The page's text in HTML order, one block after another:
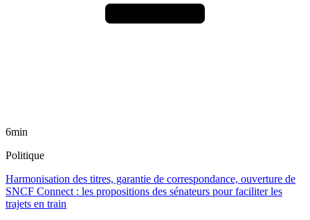
6min
Politique
Harmonisation des titres, garantie de correspondance, ouverture de
SNCF Connect : les propositions des sénateurs pour faciliter les
trajets en train